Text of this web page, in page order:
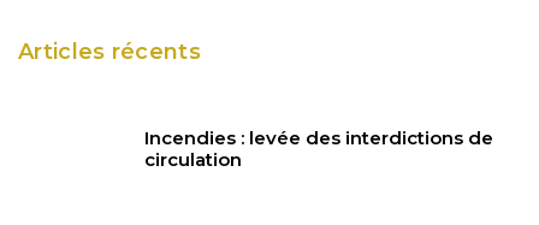
Articles récents
Incendies : levée des interdictions de
circulation